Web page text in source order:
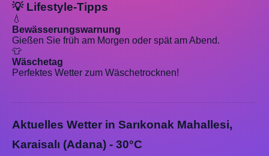
💡 Lifestyle-Tipps
💧
Bewässerungswarnung
Gießen Sie früh am Morgen oder spät am Abend.
👕
Wäschetag
Perfektes Wetter zum Wäschetrocknen!
Aktuelles Wetter in Sarıkonak Mahallesi,
Karaisalı (Adana) - 30°C